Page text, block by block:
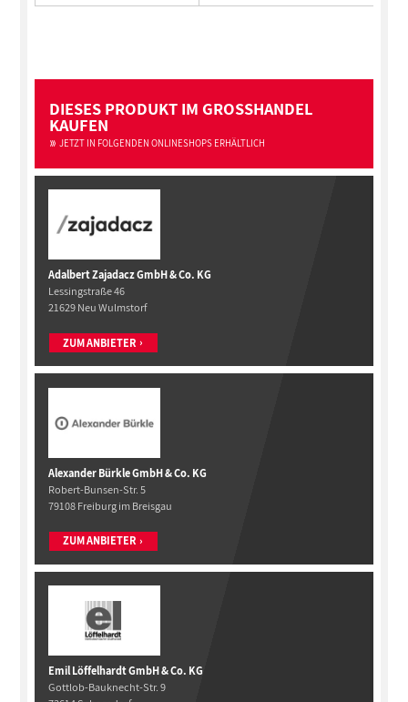
DIESES PRODUKT IM GROSSHANDEL
KAUFEN
JETZT IN FOLGENDEN ONLINESHOPS ERHÄLTLICH
Adalbert Zajadacz GmbH & Co. KG
Lessingstraße 46
21629 Neu Wulmstorf
ZUM ANBIETER
Alexander Bürkle GmbH & Co. KG
Robert-Bunsen-Str. 5
79108 Freiburg im Breisgau
ZUM ANBIETER
Emil Löffelhardt GmbH & Co. KG
Gottlob-Bauknecht-Str. 9